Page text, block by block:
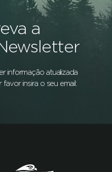
a
informação atualizada
favor insira o seu email: